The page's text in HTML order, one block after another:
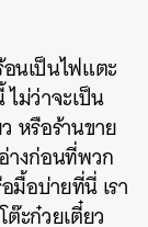
นเป็นไฟแตะ
ม่ว่าจะเป็น
หรือร้านขาย
างก่อนที่พวก
มื้อบ่ายที่นี่ เรา
ะก๋วยเตี๋ยว